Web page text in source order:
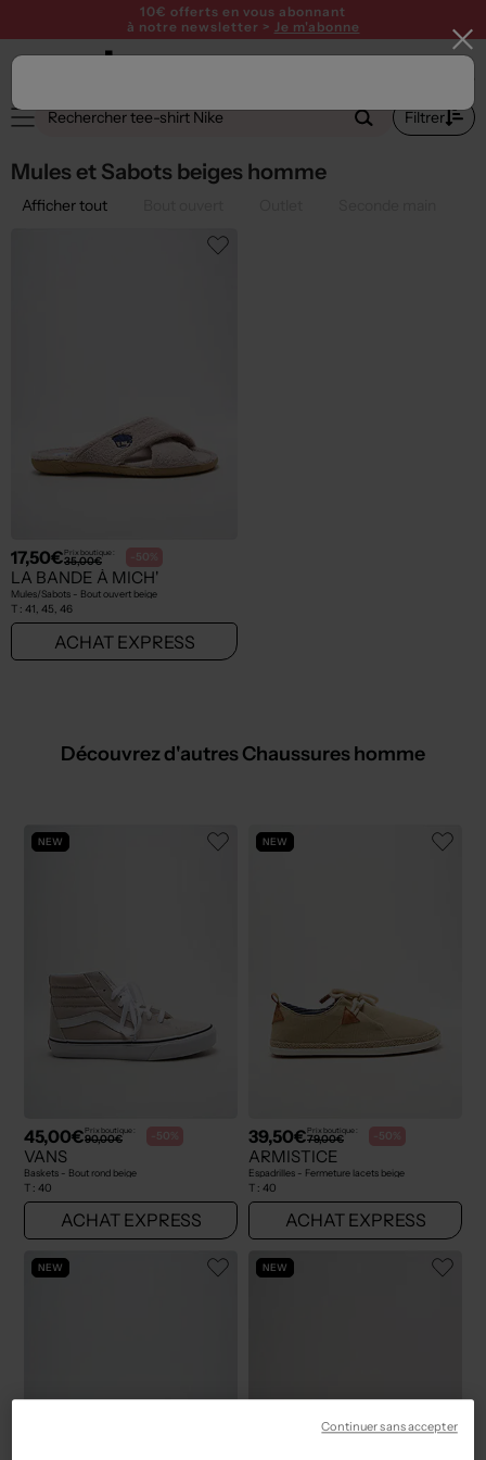
10€ offerts en vous abonnant
à notre newsletter > Je m'abonne
Filtrer
Mules et Sabots beiges homme
Afficher tout
17,50€Prix boutique :
35,00€ -50%
LA BANDE À MICH'
Mules/Sabots - Bout ouvert beige
T : 41, 45, 46
ACHAT EXPRESS
Découvrez d'autres Chaussures homme
NEW
45,00€Prix boutique :
90,00€ -50%
VANS
Baskets - Bout rond beige
T : 40
ACHAT EXPRESS
NEW
39,50€Prix boutique :
79,00€ -50%
ARMISTICE
Espadrilles - Fermeture lacets beige
T : 40
ACHAT EXPRESS
NEW NEW
Continuer sans accepter